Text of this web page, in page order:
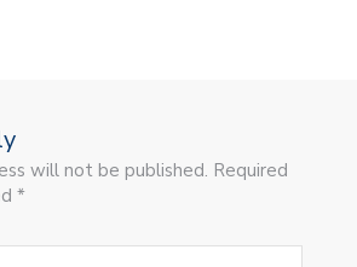
will not be published. Required
*